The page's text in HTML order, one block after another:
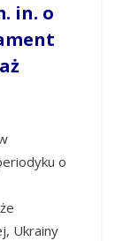
in. o
o
Ukrainy